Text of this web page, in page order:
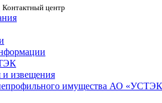
Контактный центр
и извещения
имущества АО